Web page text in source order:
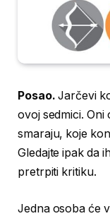
Posao. Jarčevi
ovoj sedmici. Oni
smaraju, koje
Gledajte ipak da
pretrpiti kritiku.
Jedna osoba će